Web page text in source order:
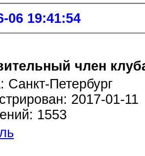
06 19:41:54
член
Санкт-Петербург
2017-01-11
1553